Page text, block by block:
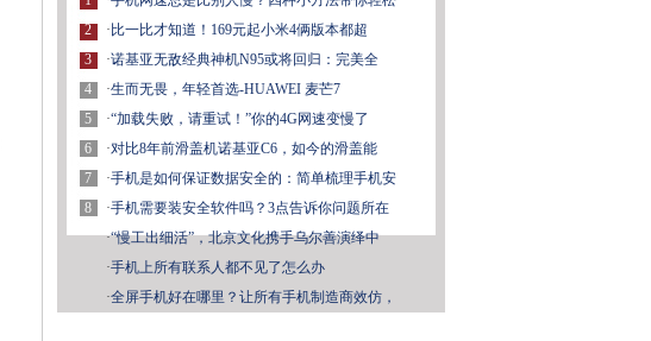
2
3
4
5
6
7
8
· 比一比才知道！169元起小米4俩版本都超
·诺基亚无敌经典神机N95或将回归：完美全
·生而无畏，年轻首选-HUAWEI 麦芒7
·“加载失败，请重试！”你的4G网速变慢了
·对比8年前滑盖机诺基亚C6，如今的滑盖能
·手机是如何保证数据安全的：简单梳理手机安
·手机需要装安全软件吗？3点告诉你问题所在
·“慢工出细活”，北京文化携手乌尔善演绎中
·手机上所有联系人都不见了怎么办
·全屏手机好在哪里？让所有手机制造商效仿，